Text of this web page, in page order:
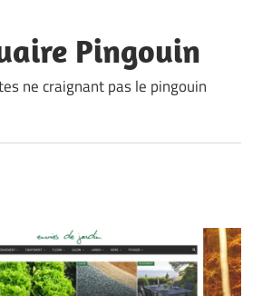
Pingouin
ne craignant pas le pingouin